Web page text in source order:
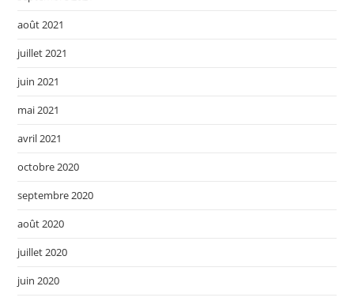
août 2021
juillet 2021
juin 2021
mai 2021
avril 2021
octobre 2020
septembre 2020
août 2020
juillet 2020
juin 2020